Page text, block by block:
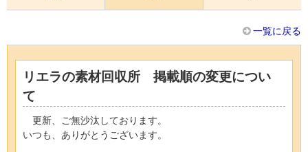
一覧に戻る
リエラの素材回収所 掲載順の変更につい
て
更新、ご無沙汰しております。
いつも、ありがとうございます。